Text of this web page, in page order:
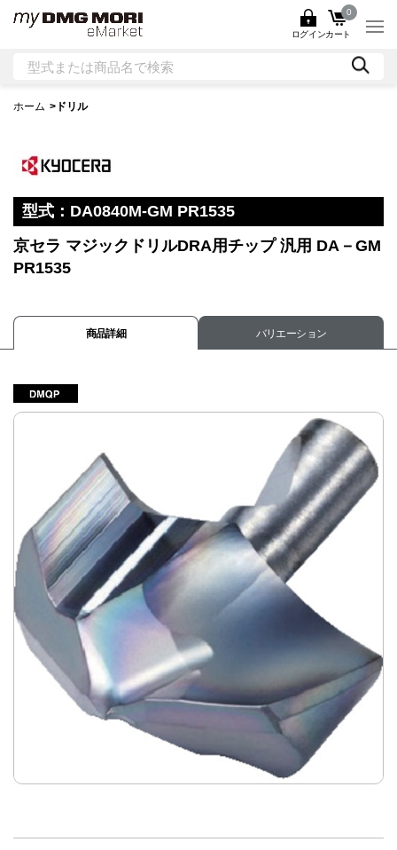
ログイン
0
カート
ホーム > ドリル
型式： DA0840M-GM PR1535
京セラ マジックドリルDRA用チップ 汎用 DA－GM
PR1535
商品詳細 バリエーション